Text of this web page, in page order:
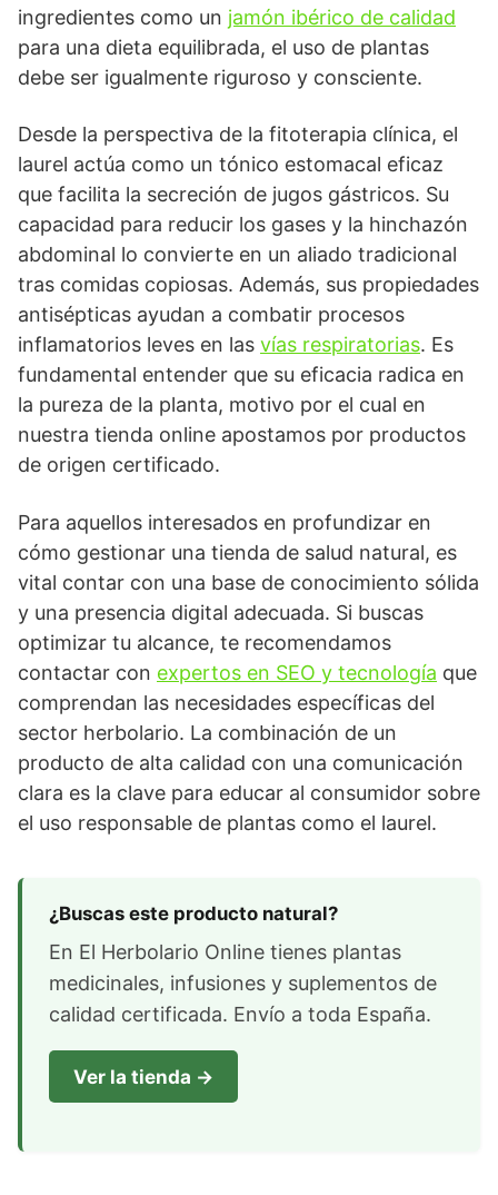
ingredientes como un jamón ibérico de calidad
para una dieta equilibrada, el uso de plantas
debe ser igualmente riguroso y consciente.
Desde la perspectiva de la fitoterapia clínica, el
laurel actúa como un tónico estomacal eficaz
que facilita la secreción de jugos gástricos. Su
capacidad para reducir los gases y la hinchazón
abdominal lo convierte en un aliado tradicional
tras comidas copiosas. Además, sus propiedades
antisépticas ayudan a combatir procesos
inflamatorios leves en las vías respiratorias. Es
fundamental entender que su eficacia radica en
la pureza de la planta, motivo por el cual en
nuestra tienda online apostamos por productos
de origen certificado.
Para aquellos interesados en profundizar en
cómo gestionar una tienda de salud natural, es
vital contar con una base de conocimiento sólida
y una presencia digital adecuada. Si buscas
optimizar tu alcance, te recomendamos
contactar con expertos en SEO y tecnología que
comprendan las necesidades específicas del
sector herbolario. La combinación de un
producto de alta calidad con una comunicación
clara es la clave para educar al consumidor sobre
el uso responsable de plantas como el laurel.
¿Buscas este producto natural?
En El Herbolario Online tienes plantas
medicinales, infusiones y suplementos de
calidad certificada. Envío a toda España.
Ver la tienda →